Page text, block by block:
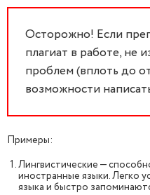
Осторожно! Если
плагиат в работе, не
проблем (вплоть до
возможности
Примеры:
Лингвистические —
иностранные языки. Легко
языка и быстро